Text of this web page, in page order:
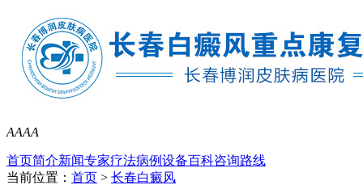
AAAA
首页简介新闻专家疗法病例设备百科咨询路线
当前位置： 首页 > 长春白癜风